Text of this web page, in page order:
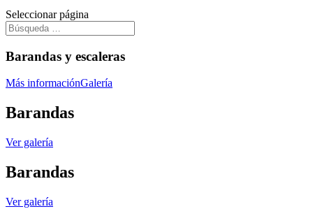
Seleccionar página
Barandas y escaleras
Más informaciónGalería
Barandas
Ver galería
Barandas
Ver galería